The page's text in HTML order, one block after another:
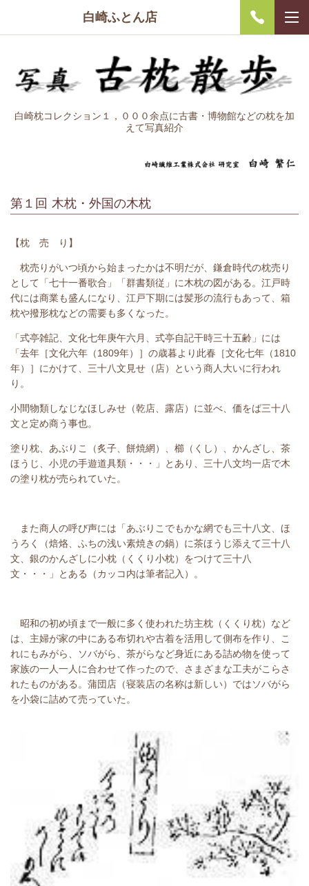
白崎ふとん店
白崎枕コレクション１，０００余点に古書・博物館などの枕を加
えて写真紹介
第１回 木枕・外国の木枕
【枕 売 り】
枕売りがいつ頃から始まったかは不明だが、鎌倉時代の枕売り
として「七十一番歌合」「群書類従」に木枕の図がある。江戸時
代には商業も盛んになり、江戸下期には髪形の流行もあって、箱
枕や撥形枕などの需要も多くなった。
「式亭雑記、文化七年庚午六月、式亭自記干時三十五齢」には
「去年［文化六年（1809年）］の歳暮より此春［文化七年（1810
年）］にかけて、三十八文見せ（店）という商人大いに行われ
り。
小間物類しなじなほしみせ（乾店、露店）に並べ、価をば三十八
文と定め商う事也。
塗り枕、あぶりこ（炙子、餅焼網）、櫛（くし）、かんざし、茶
ほうじ、小児の手遊道具類・・・」とあり、三十八文均一店で木
の塗り枕が売られていた。
また商人の呼び声には「あぶりこでもかな網でも三十八文、ほ
うろく（焙烙、ふちの浅い素焼きの鍋）に茶ほうじ添えて三十八
文、銀のかんざしに小枕（くくり小枕）をつけて三十八
文・・・」とある（カッコ内は筆者記入）。
昭和の初め頃まで一般に多く使われた坊主枕（くくり枕）など
は、主婦が家の中にある布切れや古着を活用して側布を作り、こ
れにもみがら、ソバがら、茶がらなど身近にある詰め物を使って
家族の一人一人に合わせて作ったので、さまざまな工夫がこらさ
れたものがある。蒲団店（寝装店の名称は新しい）ではソバがら
を小袋に詰めて売っていた。